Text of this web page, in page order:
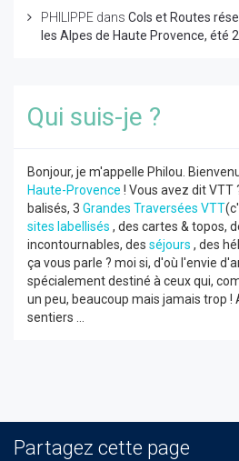
PHILIPPE dans Cols et Routes
les Alpes de Haute Provence, été
Qui suis-je ?
Bonjour, je m'appelle Philou.
Haute-Provence ! Vous avez dit VTT
balisés, 3 Grandes Traversées VTT
sites labellisés , des cartes & topos,
incontournables, des séjours , des
ça vous parle ? moi si, d'où l'envie
spécialement destiné à ceux qui,
un peu, beaucoup mais jamais trop !
sentiers ...
Partagez cette page